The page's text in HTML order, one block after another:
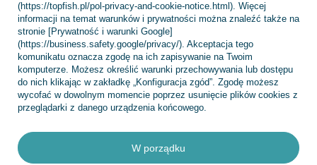
Konto
Regulaminy
INFORMACJE
(https://topfish.pl/pol-privacy-and-cookie-notice.html). Więcej
informacji na temat warunków i prywatności można znaleźć także na
stronie [Prywatność i warunki Google]
(https://business.safety.google/privacy/). Akceptacja tego
komunikatu oznacza zgodę na ich zapisywanie na Twoim
komputerze. Możesz określić warunki przechowywania lub dostępu
do nich klikając w zakładkę „Konfiguracja zgód”. Zgodę możesz
wycofać w dowolnym momencie poprzez usunięcie plików cookies z
przeglądarki z danego urządzenia końcowego.
W porządku